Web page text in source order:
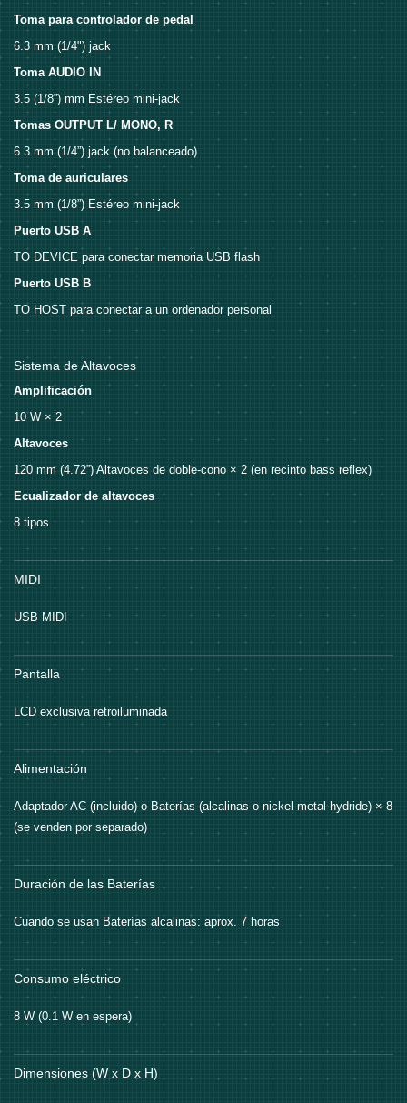
Toma para controlador de pedal
6.3 mm (1/4") jack
Toma AUDIO IN
3.5 (1/8”) mm Estéreo mini-jack
Tomas OUTPUT L/ MONO, R
6.3 mm (1/4”) jack (no balanceado)
Toma de auriculares
3.5 mm (1/8”) Estéreo mini-jack
Puerto USB A
TO DEVICE para conectar memoria USB flash
Puerto USB B
TO HOST para conectar a un ordenador personal
Sistema de Altavoces
Amplificación
10 W × 2
Altavoces
120 mm (4.72”) Altavoces de doble-cono × 2 (en recinto bass reflex)
Ecualizador de altavoces
8 tipos
MIDI
USB MIDI
Pantalla
LCD exclusiva retroiluminada
Alimentación
Adaptador AC (incluido) o Baterías (alcalinas o nickel-metal hydride) × 8
(se venden por separado)
Duración de las Baterías
Cuando se usan Baterías alcalinas: aprox. 7 horas
Consumo eléctrico
8 W (0.1 W en espera)
Dimensiones (W x D x H)